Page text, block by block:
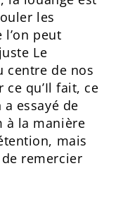
les
peut
Le
centre de nos
qu’Il fait, ce
a essayé de
à la manière
mais
remercier